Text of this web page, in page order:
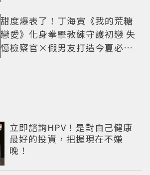
甜度爆表了！丁海寅《我的荒糖
戀愛》化身拳擊教練守護初戀 失
憶檢察官×假男友打造今夏必看
立即諮詢HPV！是對自己健康
最好的投資，把握現在不嫌
晚！